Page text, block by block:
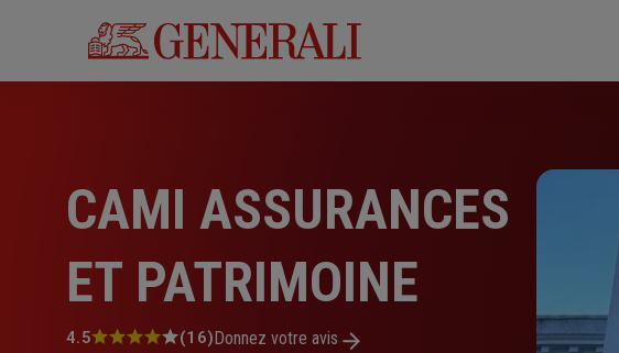
CAMI ASSURANCES
ET PATRIMOINE
Note
4.5 (16)Donnez votre avis